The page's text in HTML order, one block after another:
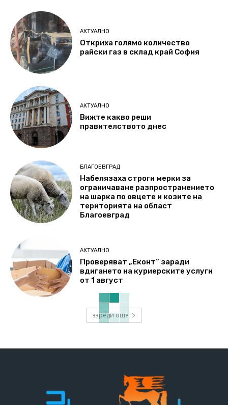
АКТУАЛНО
Откриха голямо количество
райски газ в склад край София
АКТУАЛНО
Вижте какво реши
правителството днес
БЛАГОЕВГРАД
Набелязаха строги мерки за
ограничаване разпространението
на шарка по овцете и козите на
територията на област
Благоевград
АКТУАЛНО
Проверяват „Еконт“ заради
вдигането на куриерските услуги
от 1 август
зареди още